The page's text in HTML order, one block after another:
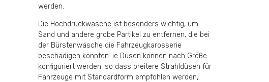
werden.
Die Hochdruckwäsche ist besonders wichtig, um
Sand und andere grobe Partikel zu entfernen, die bei
der Bürstenwäsche die Fahrzeugkarosserie
beschädigen könnten. ie Düsen können nach Größe
konfiguriert werden, so dass breitere Strahldüsen für
Fahrzeuge mit Standardform empfohlen werden,